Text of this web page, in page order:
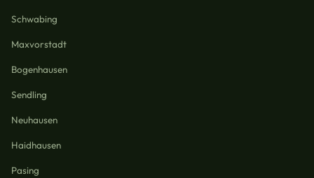
Schwabing
Maxvorstadt
Bogenhausen
Sendling
Neuhausen
Haidhausen
Pasing